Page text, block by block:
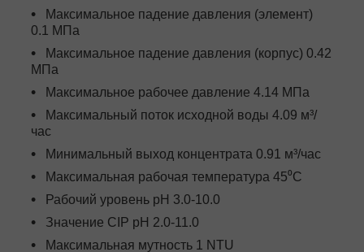
Максимальное падение давления (элемент)
0.1 МПа
Максимальное падение давления (корпус) 0.42
МПа
Максимальное рабочее давление 4.14 МПа
Максимальный поток исходной воды 4.09 м³/
час
Минимальный выход концентрата 0.91 м³/час
Максимальная рабочая температура 45⁰С
Рабочий уровень pH 3.0-10.0
Значение CIP pH 2.0-11.0
Максимальная мутность 1 NTU